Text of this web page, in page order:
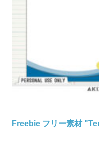
Freebie フリー素材